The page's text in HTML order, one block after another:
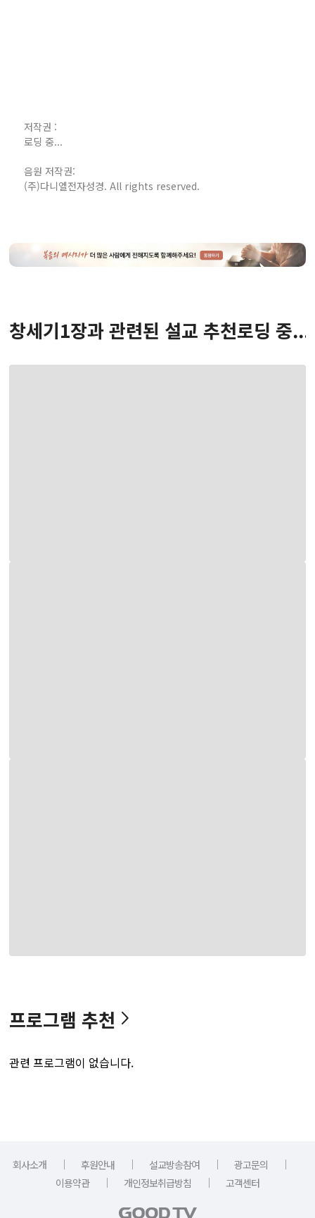
저작권 :
로딩 중...
음원 저작권:
(주)다니엘전자성경. All rights reserved.
창세기1장과 관련된 설교 추천로딩 중...
프로그램 추천
관련 프로그램이 없습니다.
회사소개 ｜ 후원안내 ｜ 설교방송참여 ｜ 광고문의
｜
이용약관
｜ 개인정보취급방침 ｜ 고객센터